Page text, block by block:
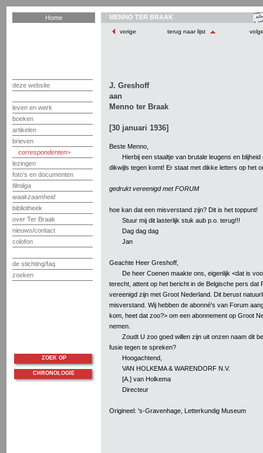
Home
deze website
leven en werk
boeken
artikelen
brieven
correspondenten
lezingen
foto's en documenten
filmliga
waakzaamheid
bibliotheek
over Ter Braak
nieuws/contact
colofon
de stichting/faq
zoeken
MENNO TER BRAAK
vorige terug naar lijst
J. Greshoff
aan
Menno ter Braak
[30 januari 1936]
Beste Menno,
Hierbij een staaltje van brutale leugens en blijheid
dikwijls tegen komt! Er staat met dikke letters op het
gedrukt vereenigd met FORUM
hoe kan dat een misverstand zijn? Dit is het toppunt!
Stuur mij dit lasterlijk stuk aub p.o. terug!!!
Dag dag dag
Jan
Geachte Heer Greshoff,
De heer Coenen maakte ons, eigenlijk <dat is
terecht, attent op het bericht in de Belgische pers dat
vereenigd zijn met Groot Nederland. Dit berust
misverstand. Wij hebben de abonné's van Forum
kom, heet dat zoo?> om een abonnement op Groot
nemen.
Zoudt U zoo goed willen zijn uit onzen naam dit
fusie tegen te spreken?
Hoogachtend,
VAN HOLKEMA & WARENDORF N.V.
[A.] van Holkema
Directeur
Origineel: 's-Gravenhage, Letterkundig Museum
ZOEK OP
CHRONOLOGIE